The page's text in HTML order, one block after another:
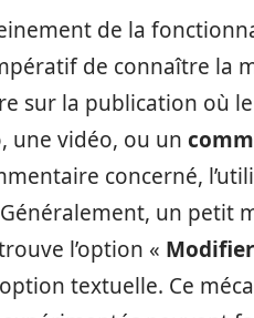
de la
de connaître la
sur la publication où
une vidéo, ou un
concerné,
un petit
l’option « Modifier
textuelle. Ce